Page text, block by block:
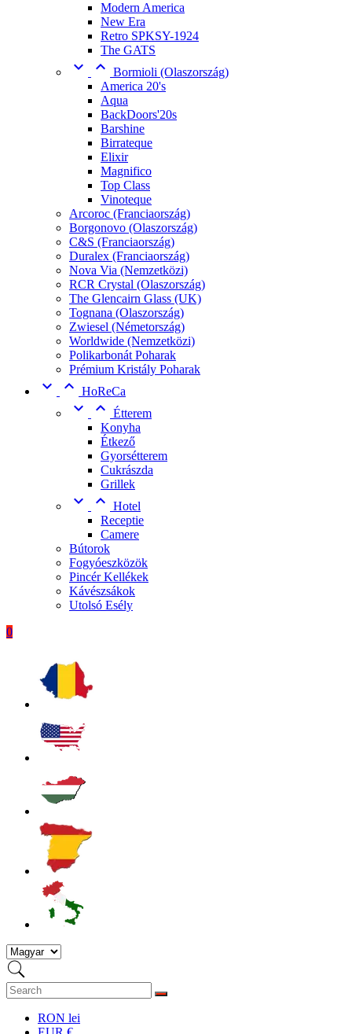
Modern America
New Era
Retro SPKSY-1924
The GATS
  Bormioli (Olaszország)
America 20's
Aqua
BackDoors'20s
Barshine
Birrateque
Elixir
Magnifico
Top Class
Vinoteque
Arcoroc (Franciaország)
Borgonovo (Olaszország)
C&S (Franciaország)
Duralex (Franciaország)
Nova Via (Nemzetközi)
RCR Crystal (Olaszország)
The Glencairn Glass (UK)
Tognana (Olaszország)
Zwiesel (Németország)
Worldwide (Nemzetközi)
Polikarbonát Poharak
Prémium Kristály Poharak
  HoReCa
  Étterem
Konyha
Étkező
Gyorsétterem
Cukrászda
Grillek
  Hotel
Receptie
Camere
Bútorok
Fogyóeszközök
Pincér Kellékek
Kávészsákok
Utolsó Esély
0
RON lei